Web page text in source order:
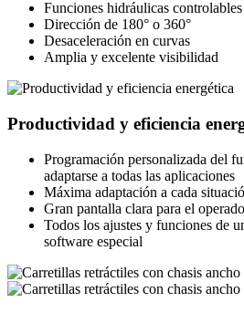
Funciones hidráulicas
Dirección de 180° o 360°
Desaceleración en curvas
Amplia y excelente visibilidad
Productividad y eficiencia
Programación personalizada del
adaptarse a todas las aplicaciones
Máxima adaptación a cada
Gran pantalla clara para el
Todos los ajustes y funciones de
software especial